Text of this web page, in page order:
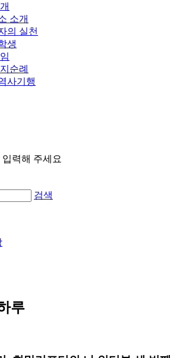
소개
의 실천
생
순례
사기행
력해 주세요
검색
루